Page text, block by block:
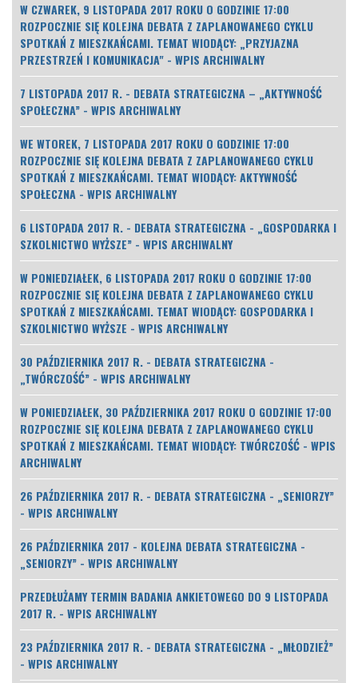
W CZWAREK, 9 LISTOPADA 2017 ROKU O GODZINIE 17:00
ROZPOCZNIE SIĘ KOLEJNA DEBATA Z ZAPLANOWANEGO CYKLU
SPOTKAŃ Z MIESZKAŃCAMI. TEMAT WIODĄCY: „PRZYJAZNA
PRZESTRZEŃ I KOMUNIKACJA" - WPIS ARCHIWALNY
7 LISTOPADA 2017 R. - DEBATA STRATEGICZNA – „AKTYWNOŚĆ
SPOŁECZNA” - WPIS ARCHIWALNY
WE WTOREK, 7 LISTOPADA 2017 ROKU O GODZINIE 17:00
ROZPOCZNIE SIĘ KOLEJNA DEBATA Z ZAPLANOWANEGO CYKLU
SPOTKAŃ Z MIESZKAŃCAMI. TEMAT WIODĄCY: AKTYWNOŚĆ
SPOŁECZNA - WPIS ARCHIWALNY
6 LISTOPADA 2017 R. - DEBATA STRATEGICZNA - „GOSPODARKA I
SZKOLNICTWO WYŻSZE” - WPIS ARCHIWALNY
W PONIEDZIAŁEK, 6 LISTOPADA 2017 ROKU O GODZINIE 17:00
ROZPOCZNIE SIĘ KOLEJNA DEBATA Z ZAPLANOWANEGO CYKLU
SPOTKAŃ Z MIESZKAŃCAMI. TEMAT WIODĄCY: GOSPODARKA I
SZKOLNICTWO WYŻSZE - WPIS ARCHIWALNY
30 PAŹDZIERNIKA 2017 R. - DEBATA STRATEGICZNA -
„TWÓRCZOŚĆ” - WPIS ARCHIWALNY
W PONIEDZIAŁEK, 30 PAŹDZIERNIKA 2017 ROKU O GODZINIE 17:00
ROZPOCZNIE SIĘ KOLEJNA DEBATA Z ZAPLANOWANEGO CYKLU
SPOTKAŃ Z MIESZKAŃCAMI. TEMAT WIODĄCY: TWÓRCZOŚĆ - WPIS
ARCHIWALNY
26 PAŹDZIERNIKA 2017 R. - DEBATA STRATEGICZNA - „SENIORZY”
- WPIS ARCHIWALNY
26 PAŹDZIERNIKA 2017 - KOLEJNA DEBATA STRATEGICZNA -
„SENIORZY” - WPIS ARCHIWALNY
PRZEDŁUŻAMY TERMIN BADANIA ANKIETOWEGO DO 9 LISTOPADA
2017 R. - WPIS ARCHIWALNY
23 PAŹDZIERNIKA 2017 R. - DEBATA STRATEGICZNA - „MŁODZIEŻ”
- WPIS ARCHIWALNY